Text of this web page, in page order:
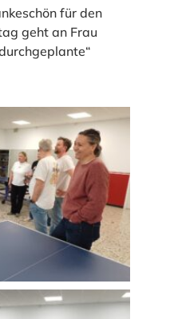
für den
geht an Frau